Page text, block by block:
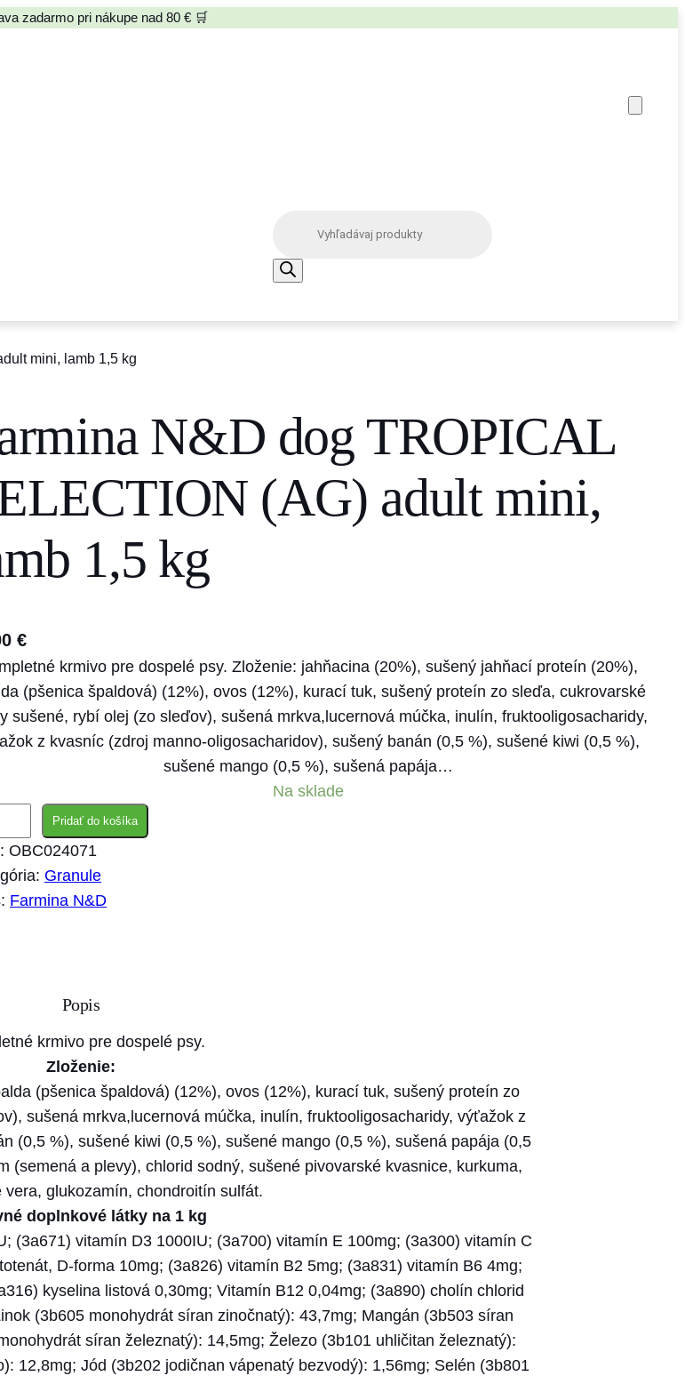
zadarmo pri nákupe nad 80 € 🛒
o
u
e
c
mini, lamb 1,5 kg
N&D dog TROPICAL
(AG) adult mini,
1,5 kg
€
krmivo pre dospelé psy. Zloženie: jahňacina (20%), sušený jahňací proteín (20%),
(pšenica špaldová) (12%), ovos (12%), kurací tuk, sušený proteín zo sleďa, cukrovarské
sušené, rybí olej (zo sleďov), sušená mrkva,lucernová múčka, inulín, fruktooligosacharidy,
z kvasníc (zdroj manno-oligosacharidov), sušený banán (0,5 %), sušené kiwi (0,5 %),
sušené mango (0,5 %), sušená papája…
Na sklade
Pridať do košíka
OBC024071
Granule
Farmina N&D
Popis
krmivo pre dospelé psy.
Zloženie:
(pšenica špaldová) (12%), ovos (12%), kurací tuk, sušený proteín zo
sušená mrkva,lucernová múčka, inulín, fruktooligosacharidy, výťažok z
(0,5 %), sušené kiwi (0,5 %), sušené mango (0,5 %), sušená papája (0,5
(semená a plevy), chlorid sodný, sušené pivovarské kvasnice, kurkuma,
glukozamín, chondroitín sulfát.
doplnkové látky na 1 kg
(3a671) vitamín D3 1000IU; (3a700) vitamín E 100mg; (3a300) vitamín C
D-forma 10mg; (3a826) vitamín B2 5mg; (3a831) vitamín B6 4mg;
kyselina listová 0,30mg; Vitamín B12 0,04mg; (3a890) cholín chlorid
(3b605 monohydrát síran zinočnatý): 43,7mg; Mangán (3b503 síran
síran železnatý): 14,5mg; Železo (3b101 uhličitan železnatý):
12,8mg; Jód (3b202 jodičnan vápenatý bezvodý): 1,56mg; Selén (3b801